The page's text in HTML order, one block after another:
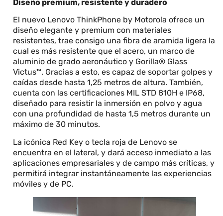
Diseño premium, resistente y duradero
El nuevo Lenovo ThinkPhone by Motorola ofrece un
diseño elegante y premium con materiales
resistentes, trae consigo una fibra de aramida ligera la
cual es más resistente que el acero, un marco de
aluminio de grado aeronáutico y Gorilla® Glass
Victus™. Gracias a esto, es capaz de soportar golpes y
caídas desde hasta 1,25 metros de altura. También,
cuenta con las certificaciones MIL STD 810H e IP68,
diseñado para resistir la inmersión en polvo y agua
con una profundidad de hasta 1,5 metros durante un
máximo de 30 minutos.
La icónica Red Key o tecla roja de Lenovo se
encuentra en el lateral, y dará acceso inmediato a las
aplicaciones empresariales y de campo más críticas, y
permitirá integrar instantáneamente las experiencias
móviles y de PC.